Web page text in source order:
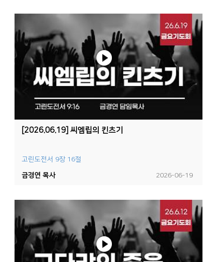
[2026.06.19] 씨엠립의 킨츠기
고린도전서 9장 16절
2026-06-19
금경연 목사